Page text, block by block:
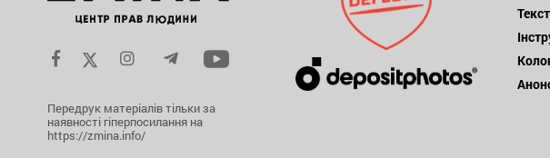
Передрук матеріалів тільки за
наявності гіперпосилання на
https://zmina.info/